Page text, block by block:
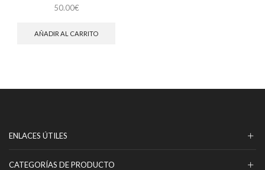
50.00€
AÑADIR AL CARRITO
ENLACES ÚTILES
CATEGORÍAS DE PRODUCTO